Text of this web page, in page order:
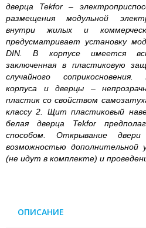
дверца Tekfor –
размещения модульной
внутри жилых и
предусматривает установку
DIN. В корпусе имеется
заключенная в пластиковую
случайного
корпуса и дверцы –
пластик со свойством
классу 2. Щит пластиковый
белая дверца Tekfor
способом. Открывание
возможностью дополнительной
(не идут в комплекте) и
ОПИСАНИЕ